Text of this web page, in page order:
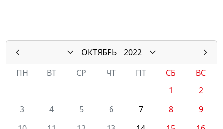
ОКТЯБРЬ
2022
ПН
ВТ СР ЧТ ПТ СБ
ВС
1
2
3
4 5 6 7 8
9